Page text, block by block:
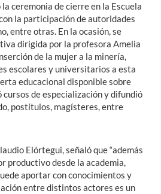
ceremonia de cierre en la Escuela
la participación de autoridades
entre otras. En la ocasión, se
dirigida por la profesora Amelia
de la mujer a la minería,
escolares y universitarios a esta
educacional disponible sobre
de especialización y difundió
postítulos, magísteres, entre
Elórtegui, señaló que “además
productivo desde la academia,
aportar con conocimientos y
entre distintos actores es un